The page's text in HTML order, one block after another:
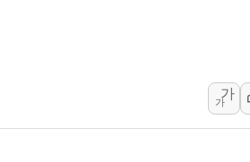
강릉·동해·삼척 시
폐기물 수거하다 참변
가
가